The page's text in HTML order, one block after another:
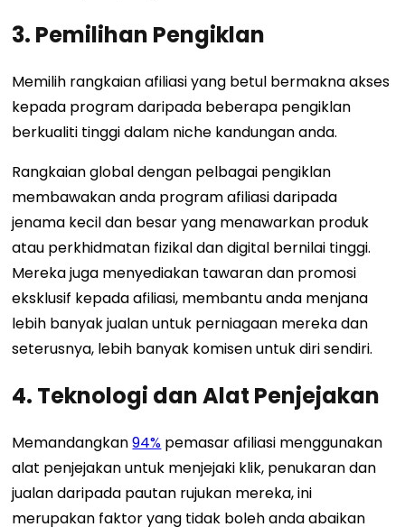
3. Pemilihan Pengiklan
Memilih rangkaian afiliasi yang betul bermakna akses
kepada program daripada beberapa pengiklan
berkualiti tinggi dalam niche kandungan anda.
Rangkaian global dengan pelbagai pengiklan
membawakan anda program afiliasi daripada
jenama kecil dan besar yang menawarkan produk
atau perkhidmatan fizikal dan digital bernilai tinggi.
Mereka juga menyediakan tawaran dan promosi
eksklusif kepada afiliasi, membantu anda menjana
lebih banyak jualan untuk perniagaan mereka dan
seterusnya, lebih banyak komisen untuk diri sendiri.
4. Teknologi dan Alat Penjejakan
Memandangkan94% pemasar afiliasi menggunakan
alat penjejakan untuk menjejaki klik, penukaran dan
jualan daripada pautan rujukan mereka, ini
merupakan faktor yang tidak boleh anda abaikan